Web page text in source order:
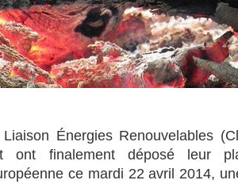
Énergies Renouvelables
ont finalement déposé leur
ce mardi 22 avril 2014,